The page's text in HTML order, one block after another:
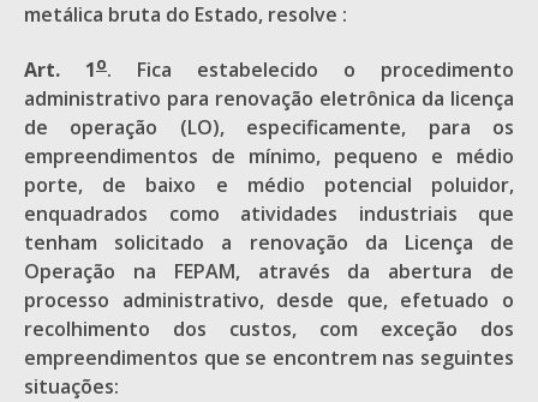
metálica bruta do Estado, resolve :
Art. 1o. Fica estabelecido o procedimento
administrativo para renovação eletrônica da licença
de operação (LO), especificamente, para os
empreendimentos de mínimo, pequeno e médio
porte, de baixo e médio potencial poluidor,
enquadrados como atividades industriais que
tenham solicitado a renovação da Licença de
Operação na FEPAM, através da abertura de
processo administrativo, desde que, efetuado o
recolhimento dos custos, com exceção dos
empreendimentos que se encontrem nas seguintes
situações: